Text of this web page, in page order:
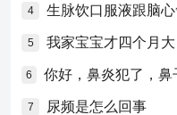
4 生脉饮口服液跟脑
5 我家宝宝才四个月大
6
7 尿频是怎么回事